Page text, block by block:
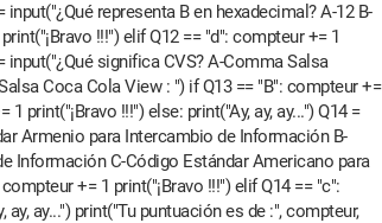
input("¿Qué representa B en hexadecimal? A-12 B-
!!!") elif Q12 == "d": compteur += 1
input("¿Qué significa CVS? A-Comma Salsa
Coca Cola View : ") if Q13 == "B": compteur +=
print("¡Bravo !!!") else: print("Ay, ay, ay...") Q14 =
Armenio para Intercambio de Información B-
Información C-Código Estándar Americano para
+= 1 print("¡Bravo !!!") elif Q14 == "c":
ay...") print("Tu puntuación es de :", compteur,